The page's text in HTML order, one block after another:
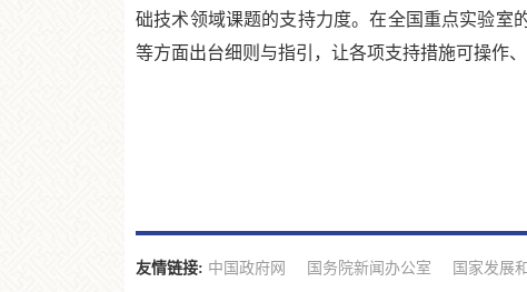
础技术领域课题的支持力度。在全国重点实验室
等方面出台细则与指引，让各项支持措施可操作
友情链接: 中国政府网 国务院新闻办公室 国家发展